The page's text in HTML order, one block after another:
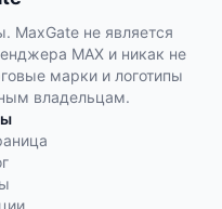
не является
MAX и никак не
марки и логотипы
владельцам.